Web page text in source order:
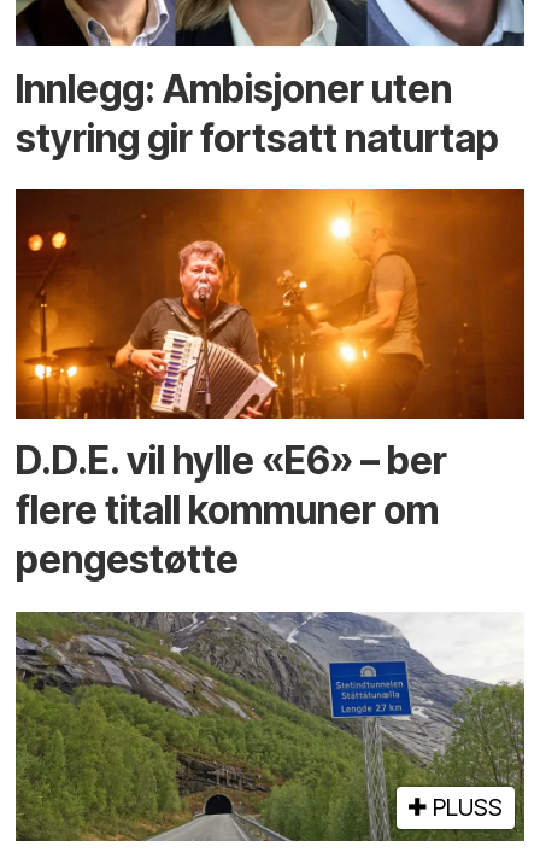
Innlegg: Ambisjoner uten
styring gir fortsatt naturtap
D.D.E. vil hylle «E6» – ber
flere titall kommuner om
pengestøtte
PLUSS